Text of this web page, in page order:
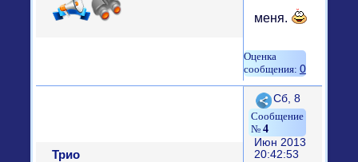
меня.
0
Поделиться
4
Сб, 8
Июн 2013
20:42:53
Трио